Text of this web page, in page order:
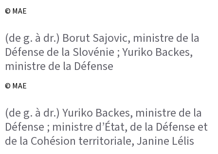
© MAE
(de g. à dr.) Borut Sajovic, ministre de la
Défense de la Slovénie ; Yuriko Backes,
ministre de la Défense
© MAE
(de g. à dr.) Yuriko Backes, ministre de la
Défense ; ministre d’État, de la Défense et
de la Cohésion territoriale, Janine Lélis